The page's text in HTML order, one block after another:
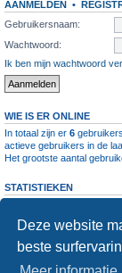
Deze website
beste
AANMELDEN •
Gebruikersnaam:
Wachtwoord:
Ik ben mijn wachtwoord
WIE IS ER ONLINE
In totaal zijn er 6
actieve gebruikers in de
Het grootste aantal
STATISTIEKEN
Forumoverzicht
KAA Gent kan nooit